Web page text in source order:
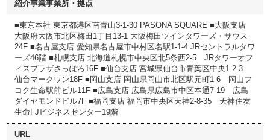
紹介事業事業所・拠点
■東京本社 東京都港区南青山3-1-30 PASONA SQUARE ■大阪支店
大阪府大阪市北区梅田1丁目13-1 大阪梅田ツインタワーズ・サウス
24F ■名古屋支店 愛知県名古屋市中村区名駅1-1-4 JRセントラルタワ
ーズ46階 ■札幌支店 北海道札幌市中央区北5条西2-5 JRタワーオフ
ィスプラザさっぽろ16F ■仙台支店 宮城県仙台市青葉区中央1-2-3
仙台マークワン18F ■岡山支店 岡山県岡山市北区駅元町1-6 岡山フ
コク生命駅前ビル11F ■広島支店 広島県広島市中区本通7-19 広島
ダイヤモンドビル7F ■福岡支店 福岡市中央区天神2-8-35 天神住友
生命FJビジネスセンター19階
URL